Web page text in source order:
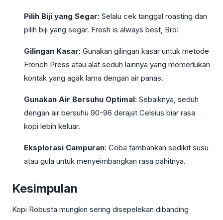
Pilih Biji yang Segar: Selalu cek tanggal roasting dan
pilih biji yang segar. Fresh is always best, Bro!
Gilingan Kasar: Gunakan gilingan kasar untuk metode
French Press atau alat seduh lainnya yang memerlukan
kontak yang agak lama dengan air panas.
Gunakan Air Bersuhu Optimal: Sebaiknya, seduh
dengan air bersuhu 90-96 derajat Celsius biar rasa
kopi lebih keluar.
Eksplorasi Campuran: Coba tambahkan sedikit susu
atau gula untuk menyeimbangkan rasa pahitnya.
Kesimpulan
Kopi Robusta mungkin sering disepelekan dibanding